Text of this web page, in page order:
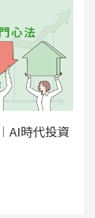
時代投資